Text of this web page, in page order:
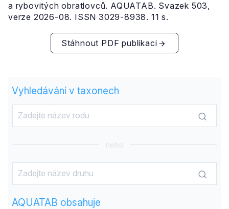
a rybovitých obratlovců. AQUATAB. Svazek 503,
verze 2026-08. ISSN 3029-8938. 11 s.
Stáhnout PDF publikaci
Vyhledávání v taxonech
nebo
AQUATAB obsahuje